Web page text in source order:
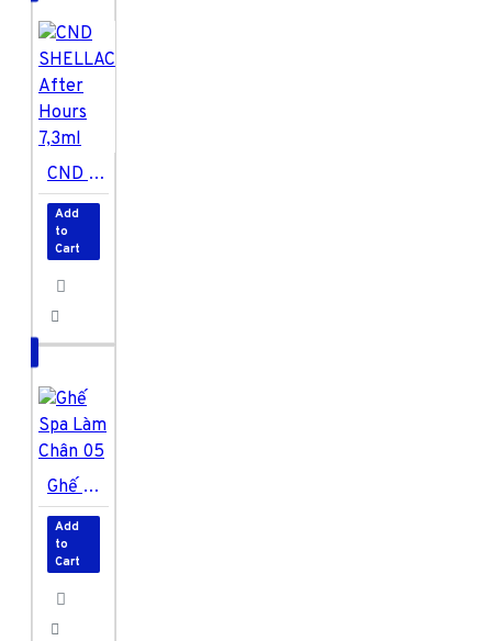
CND SHELLAC After Hours 7,3ml
Add
to
Cart
Ghế Spa Làm Chân 05
Add
to
Cart